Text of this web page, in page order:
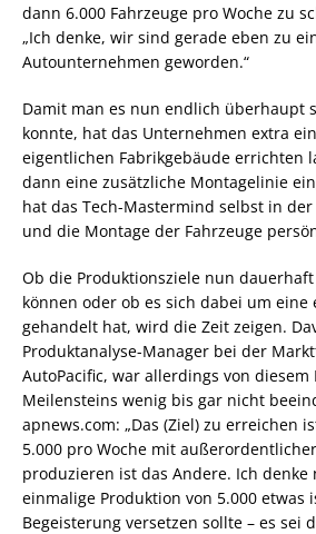
dann 6.000 Fahrzeuge pro Woche zu
„Ich denke, wir sind gerade eben zu
Autounternehmen geworden.“
Damit man es nun endlich überhaupt
konnte, hat das Unternehmen extra
eigentlichen Fabrikgebäude errichten
dann eine zusätzliche Montagelinie
hat das Tech-Mastermind selbst in
und die Montage der Fahrzeuge
Ob die Produktionsziele nun
können oder ob es sich dabei um eine
gehandelt hat, wird die Zeit zeigen.
Produktanalyse-Manager bei der
AutoPacific, war allerdings von diesem
Meilensteins wenig bis gar nicht
apnews.com: „Das (Ziel) zu erreichen
5.000 pro Woche mit
produzieren ist das Andere. Ich denke
einmalige Produktion von 5.000 etwas
Begeisterung versetzen sollte – es sei